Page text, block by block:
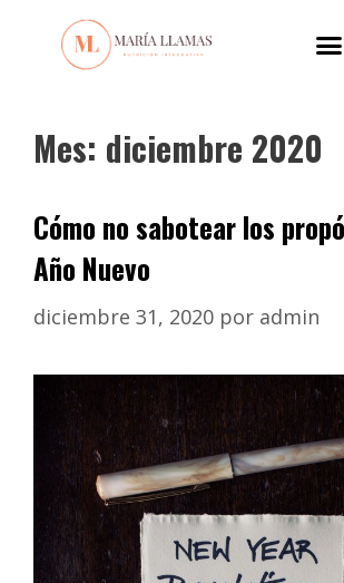
Mes: diciembre 2020
Cómo no sabotear los
Año Nuevo
diciembre 31, 2020 por admin